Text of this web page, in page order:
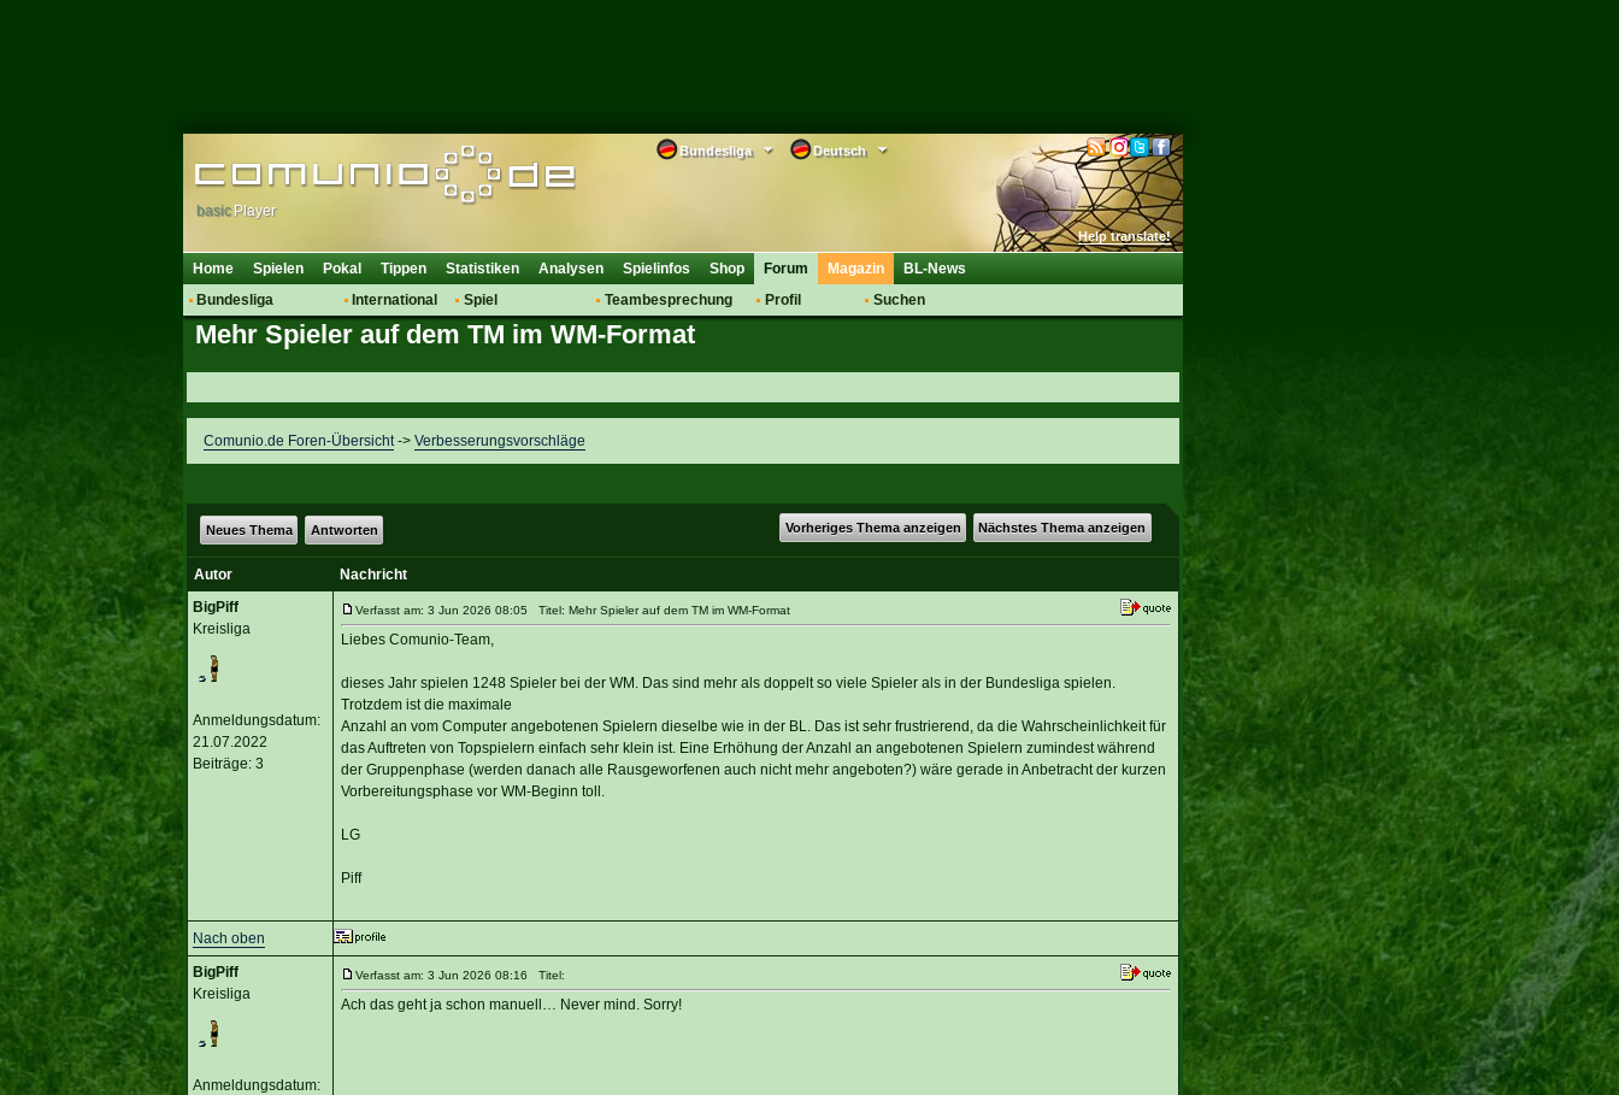
Deutsch
Bundesliga
Help translate!
basic Player
Home Spielen Pokal Tippen Statistiken Analysen Spielinfos Shop
Forum
Bundesliga
Hot News
Vereinsdiskussion
Vereinsfragen
International
Vereine
Spiel
Regeln & Tipps
Teambesprechung
Bewertungen
Saisonübergang
Profil
Suchen
Magazin BL-News
Mehr Spieler auf dem TM im WM-Format
Comunio.de Foren-Übersicht-> Verbesserungsvorschläge
Vorheriges Thema anzeigen Nächstes Thema anzeigen
Neues Thema Antworten
Autor
Nachricht
BigPiff
Kreisliga
Anmeldungsdatum:
21.07.2022
Beiträge: 3
Verfasst am: 3 Jun 2026 08:05 Titel: Mehr Spieler auf dem TM im WM-Format
Liebes Comunio-Team,
dieses Jahr spielen 1248 Spieler bei der WM. Das sind mehr als doppelt so viele Spieler als in der Bundesliga spielen.
Trotzdem ist die maximale
Anzahl an vom Computer angebotenen Spielern dieselbe wie in der BL. Das ist sehr frustrierend, da die Wahrscheinlichkeit für
das Auftreten von Topspielern einfach sehr klein ist. Eine Erhöhung der Anzahl an angebotenen Spielern zumindest während
der Gruppenphase (werden danach alle Rausgeworfenen auch nicht mehr angeboten?) wäre gerade in Anbetracht der kurzen
Vorbereitungsphase vor WM-Beginn toll.
LG
Piff
Nach oben
BigPiff
Kreisliga
Anmeldungsdatum:
Verfasst am: 3 Jun 2026 08:16 Titel:
Ach das geht ja schon manuell… Never mind. Sorry!